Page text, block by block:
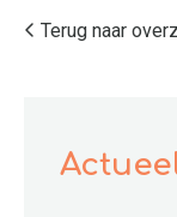
Terug naar